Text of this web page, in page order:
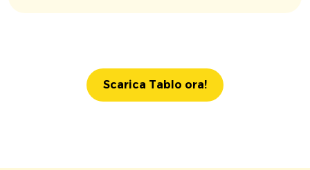
Scarica Tablo ora!